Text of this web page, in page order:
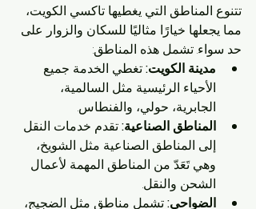
تتنوع المناطق التي يغطيها تاكسي الكويت،
مما يجعلها خيارًا مثاليًا للسكان والزوار على
حد سواء. تشمل هذه المناطق:
مدينة الكويت: تغطي الخدمة جميع
الأحياء الرئيسية مثل السالمية،
الجابرية، حولي، والفنطاس.
المناطق الصناعية: تقدم خدمات النقل
إلى المناطق الصناعية مثل الشويخ،
وهي تَعَدّ من المناطق المهمة لأعمال
الشحن والنقل.
الضواحي: تشمل مناطق مثل الضجيج،